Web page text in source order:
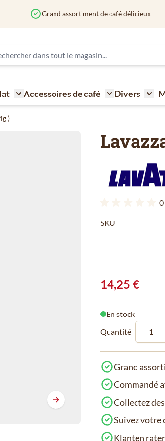
assortiment de café délicieux
Toggle submenu for Sucre - Lait -
Accessoires de café
Toggle
Divers
)
0
SKU
14,25 €
En stock
Quantité
Grand
Commandé
Collectez
Suivez votre
Klanten